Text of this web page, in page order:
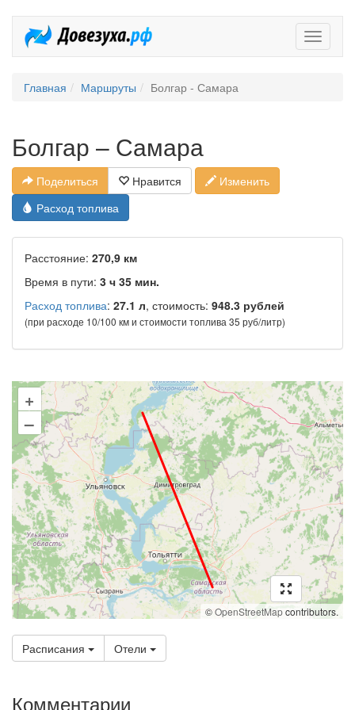
Главная Маршруты Болгар - Самара
Болгар – Самара
Поделиться Нравится
Изменить
Расход топлива
Расстояние: 270,9 км
Время в пути: 3 ч 35 мин.
Расход топлива: 27.1 л, стоимость: 948.3 рублей
(при расходе 10/100 км и стоимости топлива 35 руб/литр)
+
–
©OpenStreetMapcontributors.
Расписания Отели
Комментарии